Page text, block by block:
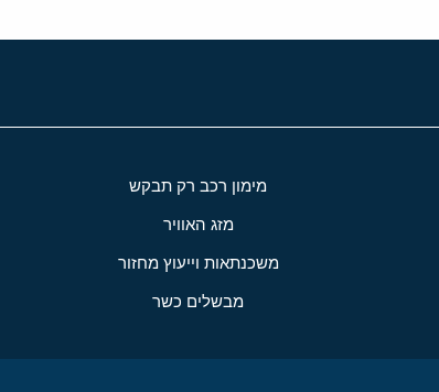
מימון רכב רק תבקש
מזג האוויר
משכנתאות וייעוץ מחזור
מבשלים כשר